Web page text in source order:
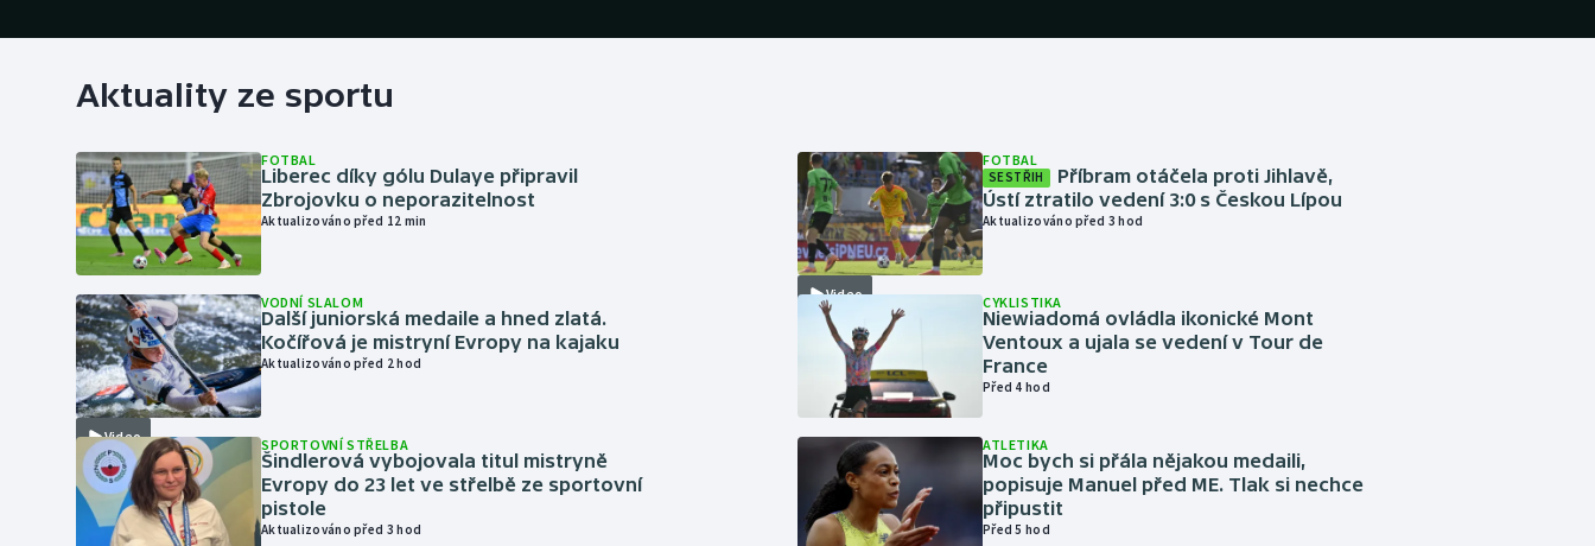
Aktuality ze sportu
FOTBAL
Liberec díky gólu Dulaye připravil
Zbrojovku o neporazitelnost
Aktualizováno před 12 min
Video
VODNÍ SLALOM
Další juniorská medaile a hned zlatá.
Kočířová je mistryní Evropy na kajaku
Aktualizováno před 2 hod
SPORTOVNÍ STŘELBA
Šindlerová vybojovala titul mistryně
Evropy do 23 let ve střelbě ze sportovní
pistole
Aktualizováno před 3 hod
Video
FOTBAL
SESTŘIH
Příbram otáčela proti Jihlavě,
Ústí ztratilo vedení 3:0 s Českou Lípou
Aktualizováno před 3 hod
CYKLISTIKA
Niewiadomá ovládla ikonické Mont
Ventoux a ujala se vedení v Tour de
France
Před 4 hod
ATLETIKA
Moc bych si přála nějakou medaili,
popisuje Manuel před ME. Tlak si nechce
připustit
Před 5 hod